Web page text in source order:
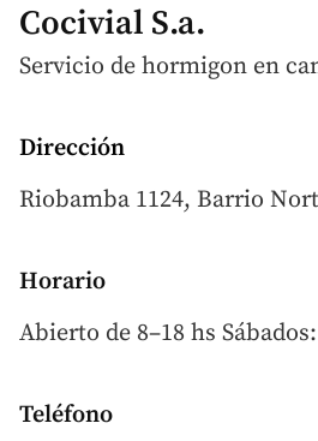
Cocivial S.a.
Servicio de hormigon en
Dirección
Riobamba 1124, Barrio
Horario
Abierto de 8–18 hs
Teléfono